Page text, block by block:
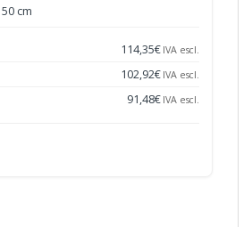
50 cm
114,35€ IVA escl.
102,92€ IVA escl.
91,48€ IVA escl.